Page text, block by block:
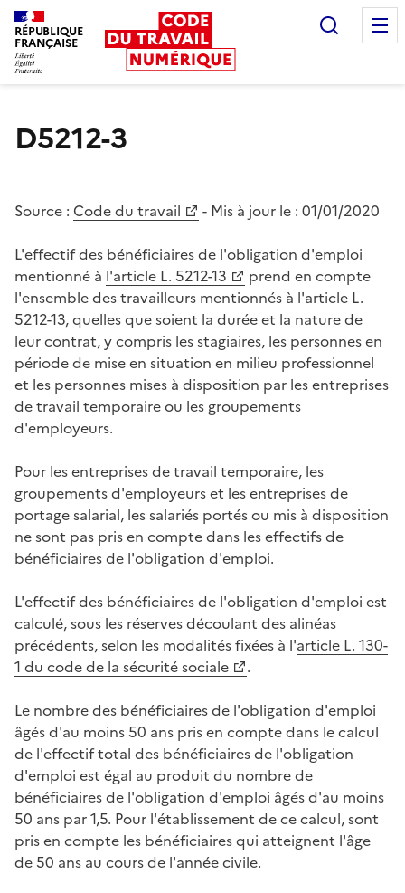
RÉPUBLIQUE
FRANÇAISE
D5212-3
Source : Code du travail - Mis à jour le : 01/01/2020
L'effectif des bénéficiaires de l'obligation d'emploi
mentionné à l'article L. 5212-13
prend en compte
l'ensemble des travailleurs mentionnés à l'article L.
5212-13, quelles que soient la durée et la nature de
leur contrat, y compris les stagiaires, les personnes en
période de mise en situation en milieu professionnel
et les personnes mises à disposition par les entreprises
de travail temporaire ou les groupements
d'employeurs.
Pour les entreprises de travail temporaire, les
groupements d'employeurs et les entreprises de
portage salarial, les salariés portés ou mis à disposition
ne sont pas pris en compte dans les effectifs de
bénéficiaires de l'obligation d'emploi.
L'effectif des bénéficiaires de l'obligation d'emploi est
calculé, sous les réserves découlant des alinéas
précédents, selon les modalités fixées à l'article L. 130-
1 du code de la sécurité sociale
.
Le nombre des bénéficiaires de l'obligation d'emploi
âgés d'au moins 50 ans pris en compte dans le calcul
de l'effectif total des bénéficiaires de l'obligation
d'emploi est égal au produit du nombre de
bénéficiaires de l'obligation d'emploi âgés d'au moins
50 ans par 1,5. Pour l'établissement de ce calcul, sont
pris en compte les bénéficiaires qui atteignent l'âge
de 50 ans au cours de l'année civile.